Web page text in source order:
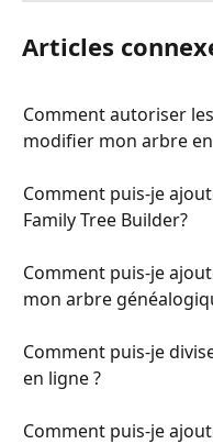
Articles
Comment autoriser
modifier mon arbre
Comment puis-je
Family Tree Builder?
Comment puis-je
mon arbre
Comment puis-je
en ligne ?
Comment puis-je